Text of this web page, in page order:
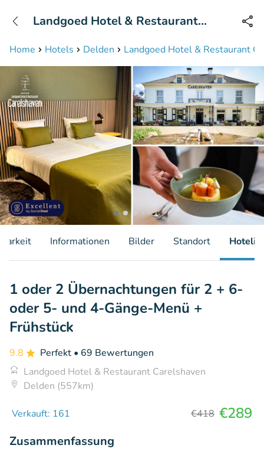
Erreichbar bis 23:00 Uhr (max 0,09€/Min)
Home Hotels Delden Landgoed Hotel & Restaurant
Landgoed Hotel & Restaurant
Informationen Bilder Standort
1 oder 2 Übernachtungen für 2 + 6-
oder 5- und 4-Gänge-Menü +
Frühstück
9.8 Perfekt • 69 Bewertungen
Landgoed Hotel & Restaurant Carelshaven
Delden (557km)
Verkauft: 161 €418 €289
Zusammenfassung